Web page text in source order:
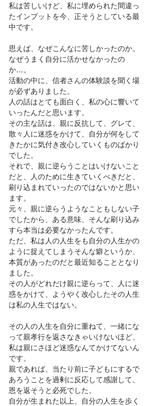
私は苦しいけど、私に埋められた間違っ
たインプットを今、正そうとしている最
中です。
思えば、なぜこんなに苦しかったのか。
なぜうまく自分に活かせなかったの
か…。
活動の中に、信者さんの体験談を聞く場
が必ずありました。
人の話はとても面白く、私の心に響いて
いったんだと思います。
その主な話は、親に反抗して、グレて、
散々人に迷惑をかけて、自分が何をして
きたかに気付き改心していくものばかり
でした。
それで、親に逆らうことはいけないこと
だと、人のために生きていくべきだと、
刷り込まれていったのではないかと思い
ます。
元々、親に逆らうようなこともしない子
でしたから、ある意味、そんな刷り込み
すら本当は必要なかったんです。
ただ、私は人の人生をも自分の人生かの
ように捉えてしまうそんな癖というか、
本質があったのだと最近知ることとなり
ました。
その人がどれだけ親に逆らって、人に迷
惑をかけて、ようやく改心したその人生
は私の人生ではない。
その人の人生を自分に重ねて、一緒にな
って親孝行を返さなきゃいけないほど、
私は親にさほど迷惑なんてかけてないん
です。
親であれば、当たり前に子どもにするで
あろうことを過剰に反応して感謝して、
恩を返そうと必死でした。
自分が生まれた以上、自分の人生を歩く